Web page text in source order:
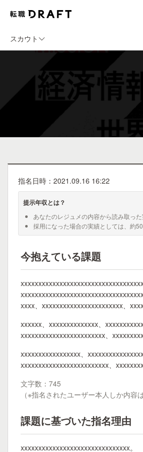
スカウト
指名日時：2021.09.16 16:22
提示年収とは？
あなたのレジュメの内容から読み取っ
採用になった場合の実績としては、約
今抱えている課題
xxxx、xxxxxxxxxxxxxxxxxxxxxxx、
xxxxxx、xxxxxxxxxxxxxx、
xxxxxxxxxxxxxxxxxxxxxxxx、
xxxxxxxxxxxxxxxxx、
xxxxxxxxxxxxxxxxxxxxxxxxx、
文字数：745
（※指名されたユーザー本人しか内容
課題に基づいた指名理由
xxxxxxxxxxxxxxxxxxxxxxxxxxxxxxx。